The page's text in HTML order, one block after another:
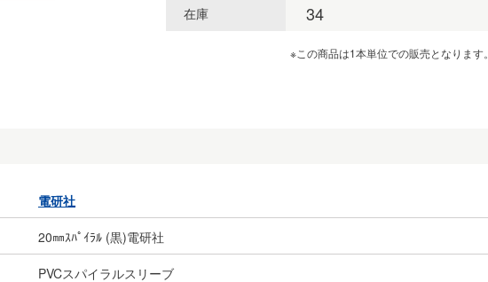
在庫 34
※この商品は1本単位での販売となります。
電研社
20㎜ｽﾊﾟｲﾗﾙ (黒)電研社
PVCスパイラルスリーブ